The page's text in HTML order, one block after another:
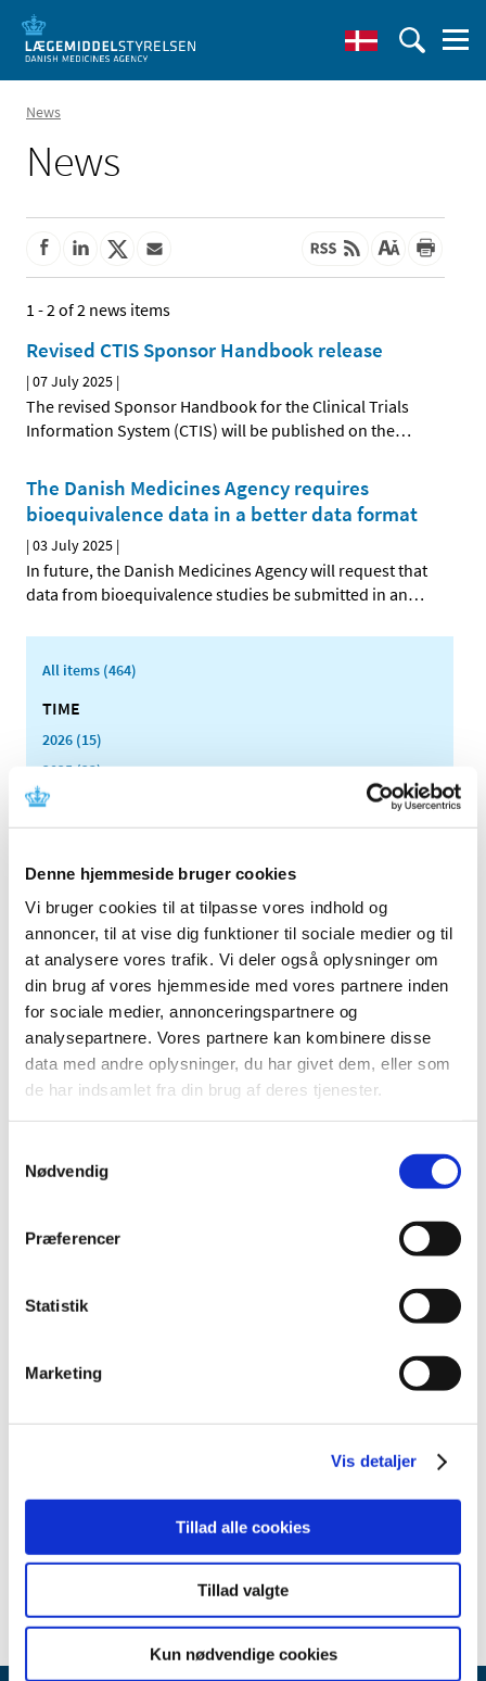
Denne hjemmeside bruger cookies
Vi bruger cookies til at tilpasse vores indhold og
annoncer, til at vise dig funktioner til sociale medier og til
at analysere vores trafik. Vi deler også oplysninger om
din brug af vores hjemmeside med vores partnere inden
for sociale medier, annonceringspartnere og
analysepartnere. Vores partnere kan kombinere disse
data med andre oplysninger, du har givet dem, eller som
de har indsamlet fra din brug af deres tjenester.
Nødvendig
Præferencer
Statistik
Marketing
Vis detaljer
Tillad alle cookies
Tillad valgte
Kun nødvendige cookies
News
News
1 - 2 of 2 news items
Revised CTIS Sponsor Handbook release
|07 July 2025 |
The revised Sponsor Handbook for the Clinical Trials
Information System (CTIS) will be published on the…
The Danish Medicines Agency requires
bioequivalence data in a better data format
|03 July 2025 |
In future, the Danish Medicines Agency will request that
data from bioequivalence studies be submitted in an…
All items (464)
TIME
2026 (15)
2025 (23)
November (4)
September (3)
August (1)
July (2)
June (1)
March (3)
February (2)
January (5)
2024 (26)
2021 (44)
2019 (20)
2017 (48)
2012 (11)
2006 (10)